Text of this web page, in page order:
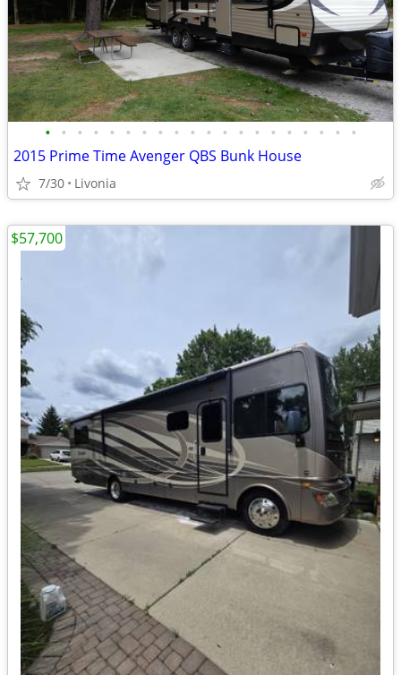
• • • • • • • • • • • • • • • • • • • •
2015 Prime Time Avenger QBS Bunk House
7/30 Livonia
$57,700